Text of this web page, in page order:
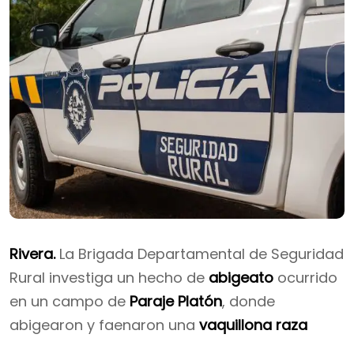
Rivera.La Brigada Departamental de Seguridad
Rural investiga un hecho de abigeato ocurrido
en un campo de Paraje Platón, donde
abigearon y faenaron una vaquillona raza